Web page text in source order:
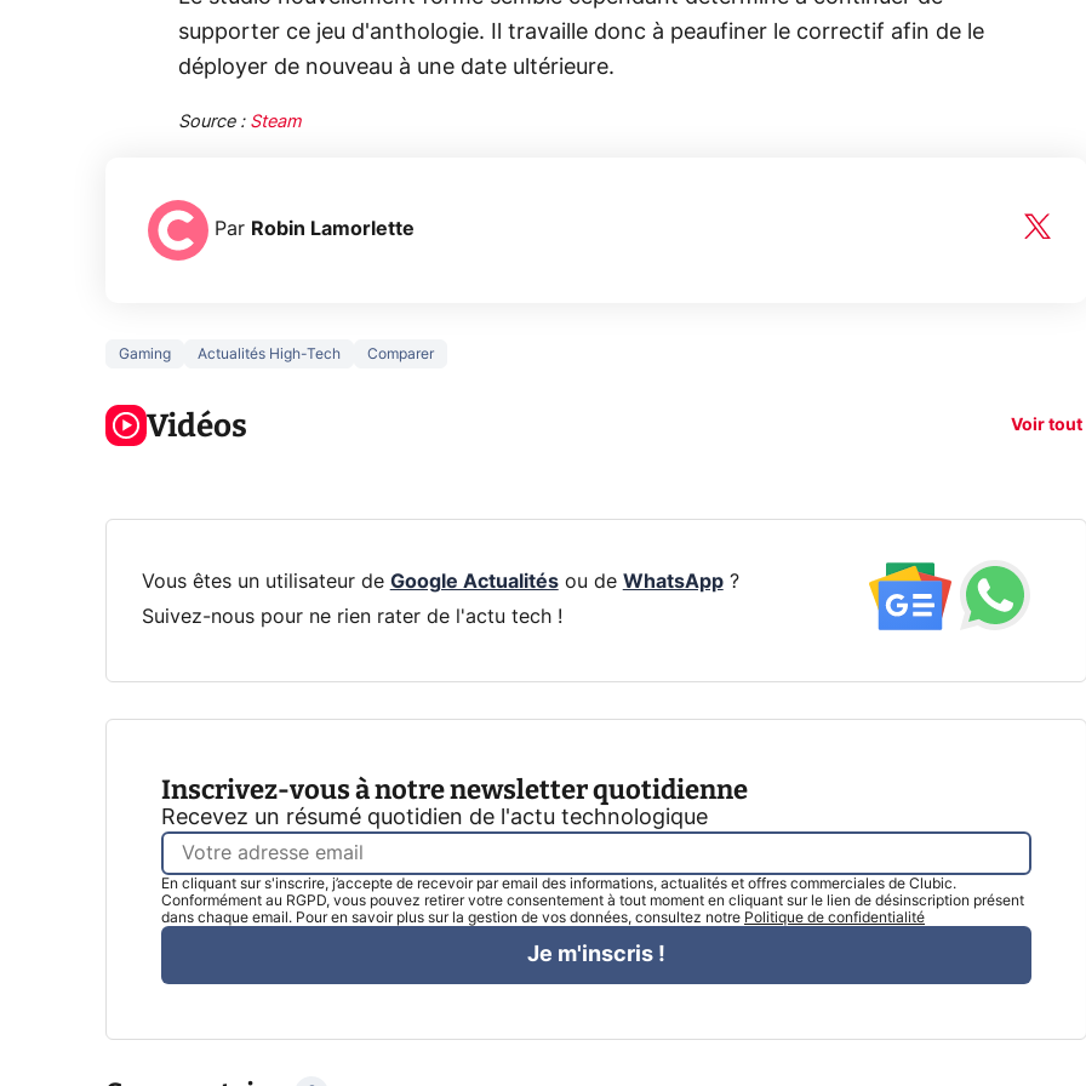
supporter ce jeu d'anthologie. Il travaille donc à peaufiner le correctif afin de le
déployer de nouveau à une date ultérieure.
Source : Steam
Par Robin Lamorlette
Gaming Actualités High-Tech Comparer
Vidéos Voir tout
3 écrans en 1
Voici L'AOC
CQ32G4ZA !
5 générations
Vous êtes un utilisateur de Google Actualitésou de WhatsApp?
Suivez-nous pour ne rien rater de l'actu tech !
Inscrivez-vous à notre newsletter quotidienne
Recevez un résumé quotidien de l'actu technologique
En cliquant sur s'inscrire, j’accepte de recevoir par email des informations, actualités et offres commerciales de Clubic.
Conformément au RGPD, vous pouvez retirer votre consentement à tout moment en cliquant sur le lien de désinscription présent
dans chaque email. Pour en savoir plus sur la gestion de vos données, consultez notre Politique de confidentialité
Je m'inscris !